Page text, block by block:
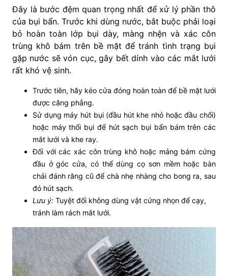
Đây là bước đệm quan trọng nhất để xử lý phần thô
của bụi bẩn. Trước khi dùng nước, bắt buộc phải loại
bỏ hoàn toàn lớp bụi dày, màng nhện và xác côn
trùng khô bám trên bề mặt để tránh tình trạng bụi
gặp nước sẽ vón cục, gây bết dính vào các mắt lưới
rất khó vệ sinh.
Trước tiên, hãy kéo cửa đóng hoàn toàn để bề mặt lưới
được căng phẳng.
Sử dụng máy hút bụi (đầu hút khe nhỏ hoặc đầu chổi)
hoặc máy thổi bụi để hút sạch bụi bẩn bám trên các
mắt lưới và khe ray.
Đối với các xác côn trùng khô hoặc mảng bám cứng
đầu ở góc cửa, có thể dùng cọ sơn mềm hoặc bàn
chải đánh răng cũ để chà nhẹ nhàng cho bong ra, sau
đó hút sạch.
Lưu ý: Tuyệt đối không dùng vật cứng nhọn để cạy,
tránh làm rách mắt lưới.